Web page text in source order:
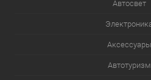
Автосвет
Аксессуары
Автотуризм